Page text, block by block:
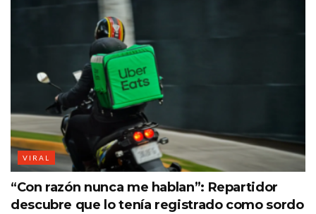
VIRAL
“Con razón nunca me hablan”: Repartidor
descubre que lo tenía registrado como sordo